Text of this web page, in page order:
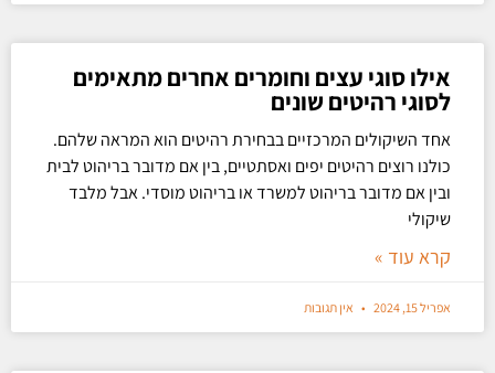
אילו סוגי עצים וחומרים אחרים מתאימים
לסוגי רהיטים שונים
אחד השיקולים המרכזיים בבחירת רהיטים הוא המראה שלהם.
כולנו רוצים רהיטים יפים ואסתטיים, בין אם מדובר בריהוט לבית
ובין אם מדובר בריהוט למשרד או בריהוט מוסדי. אבל מלבד
שיקולי
קרא עוד »
אפריל 15, 2024 אין תגובות